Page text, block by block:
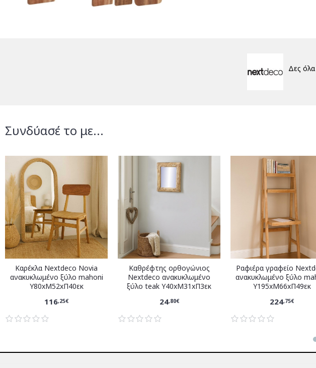
Δες
Συνδύασέ το με...
Καρέκλα Nextdeco Novia
ανακυκλωμένο ξύλο mahoni
Υ80xM52xΠ40εκ
116,25€
Καθρέφτης ορθογώνιος
Nextdeco ανακυκλωμένο
ξύλο teak Υ40xM31xΠ3εκ
24,80€
Ραφιέρα γραφείο
ανακυκλωμένο ξύλο
Υ195xM66xΠ49εκ
224,75€